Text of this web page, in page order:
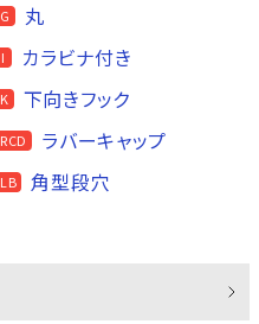
G 丸
I カラビナ付き
K 下向きフック
RCD ラバーキャップ
LB 角型段穴